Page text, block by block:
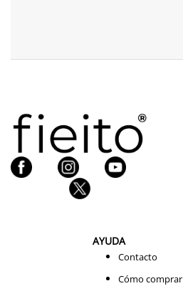
AYUDA
Contacto
Cómo comprar